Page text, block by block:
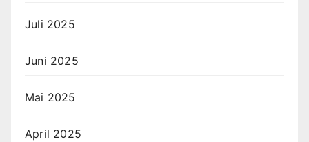
Juli 2025
Juni 2025
Mai 2025
April 2025